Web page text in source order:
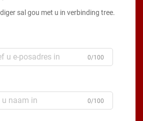
sal gou met u in verbinding tree.
0/100
0/100